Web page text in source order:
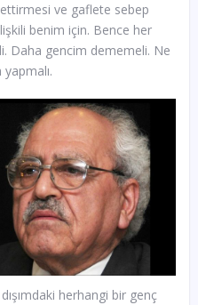
ve gaflete sebep
benim için. Bence her
Daha gencim dememeli. Ne
herhangi bir genç